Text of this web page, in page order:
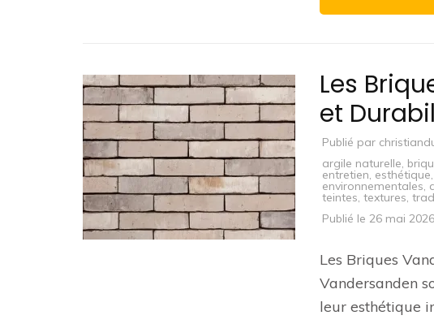
Les
et
Publié par
argile naturelle,
entretien, esthétique,
environnementales,
teintes, textures,
Publié le 26 mai 2026
Les Briques
Vandersanden
leur esthétique